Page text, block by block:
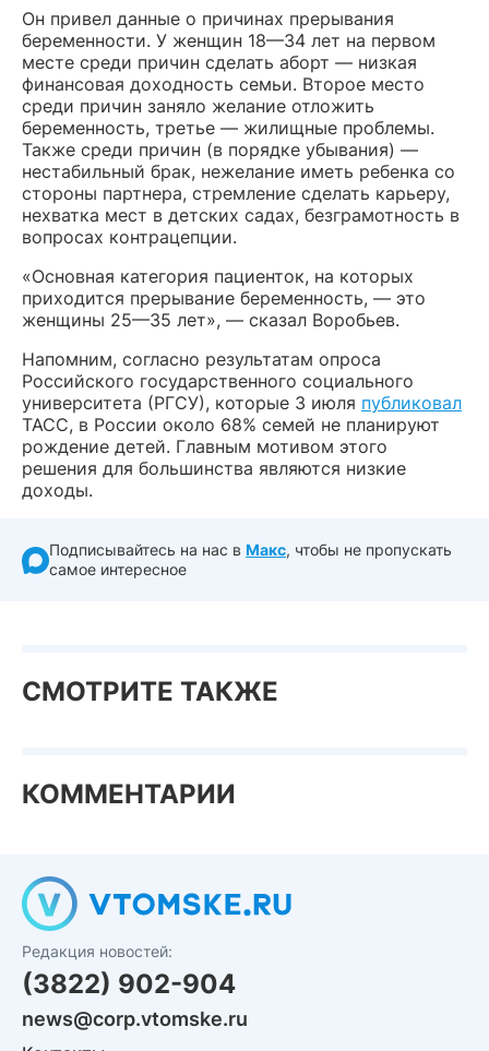
Он привел данные о причинах прерывания
беременности. У женщин 18—34 лет на первом
месте среди причин сделать аборт — низкая
финансовая доходность семьи. Второе место
среди причин заняло желание отложить
беременность, третье — жилищные проблемы.
Также среди причин (в порядке убывания) —
нестабильный брак, нежелание иметь ребенка со
стороны партнера, стремление сделать карьеру,
нехватка мест в детских садах, безграмотность в
вопросах контрацепции.
«Основная категория пациенток, на которых
приходится прерывание беременность, — это
женщины 25—35 лет», — сказал Воробьев.
Напомним, согласно результатам опроса
Российского государственного социального
университета (РГСУ), которые 3 июля публиковал
ТАСС, в России около 68% семей не планируют
рождение детей. Главным мотивом этого
решения для большинства являются низкие
доходы.
Подписывайтесь на нас в Макс, чтобы не пропускать
самое интересное
СМОТРИТЕ ТАКЖЕ
КОММЕНТАРИИ
Редакция новостей:
(3822) 902-904
news@corp.vtomske.ru